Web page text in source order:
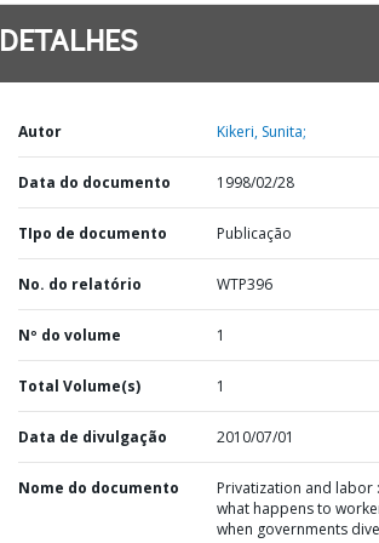
DETALHES
Autor Kikeri, Sunita;
Data do documento 1998/02/28
TIpo de documento Publicação
No. do relatório WTP396
Nº do volume 1
Total Volume(s) 1
Data de divulgação 2010/07/01
Nome do documento
Privatization and labor :
what happens to
when governments